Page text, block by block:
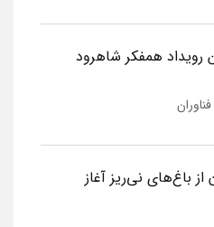
رویداد همفکر شاهرود
باغ‌های نی‌ریز آغاز